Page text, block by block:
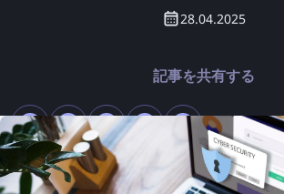
28.04.2025
記事を共有する